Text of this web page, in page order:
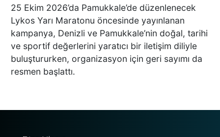
DENİZLİ’DE YAĞMUR
TRAFİĞİ BU HALE GETİRDİ
25 Ekim 2026’da Pamukkale’de düzenlenecek
Lykos Yarı Maratonu öncesinde yayınlanan
kampanya, Denizli ve Pamukkale’nin doğal, tarihi
ve sportif değerlerini yaratıcı bir iletişim diliyle
buluştururken, organizasyon için geri sayımı da
resmen başlattı.